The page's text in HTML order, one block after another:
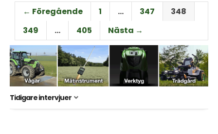
← Föregående 1 … 347
348
349
… 405 Nästa →
Tidigare intervjuer